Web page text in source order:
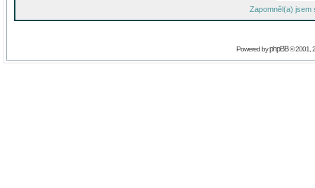
Zapomněl(a) jsem
Powered byphpBB© 2001,